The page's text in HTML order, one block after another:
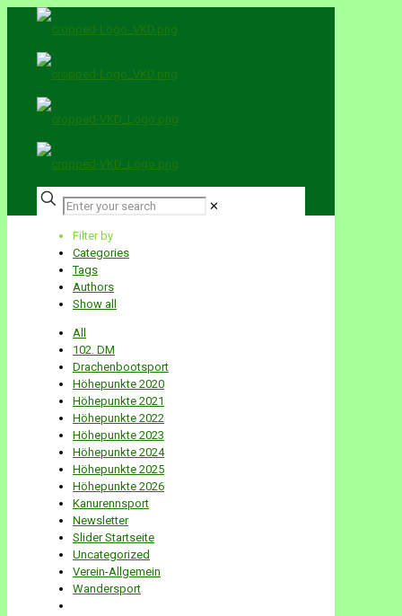
✕
Filter by
Categories
Tags
Authors
Show all
All
102. DM
Drachenbootsport
Höhepunkte 2020
Höhepunkte 2021
Höhepunkte 2022
Höhepunkte 2023
Höhepunkte 2024
Höhepunkte 2025
Höhepunkte 2026
Kanurennsport
Newsletter
Slider Startseite
Uncategorized
Verein-Allgemein
Wandersport